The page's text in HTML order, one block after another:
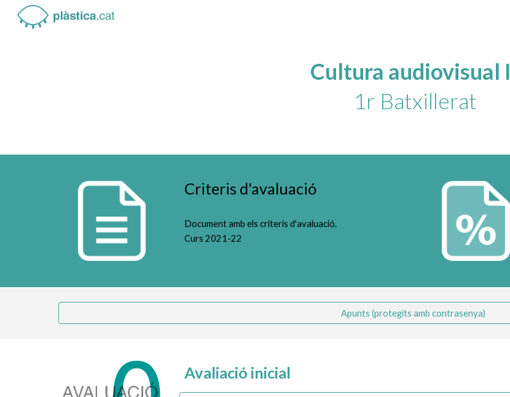
Cultura audiovisual I
1r Batxillerat
Criteris d'avaluació
Document amb els criteris d'avaluació.
Curs 2021-22
Apunts (protegits amb contrasenya)
Avaliació inicial